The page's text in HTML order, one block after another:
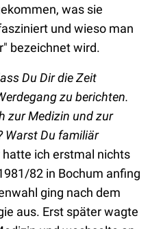
was sie
und wieso man
bezeichnet wird.
Du Dir die Zeit
zu berichten.
zur Medizin und zur
Warst Du familiär
hatte ich erstmal nichts
82 in Bochum anfing
ging nach dem
aus. Erst später wagte